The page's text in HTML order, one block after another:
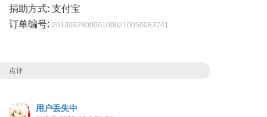
捐助方式: 支付宝
订单编号: 2013092800001000210050083741
点评
用户丢失中